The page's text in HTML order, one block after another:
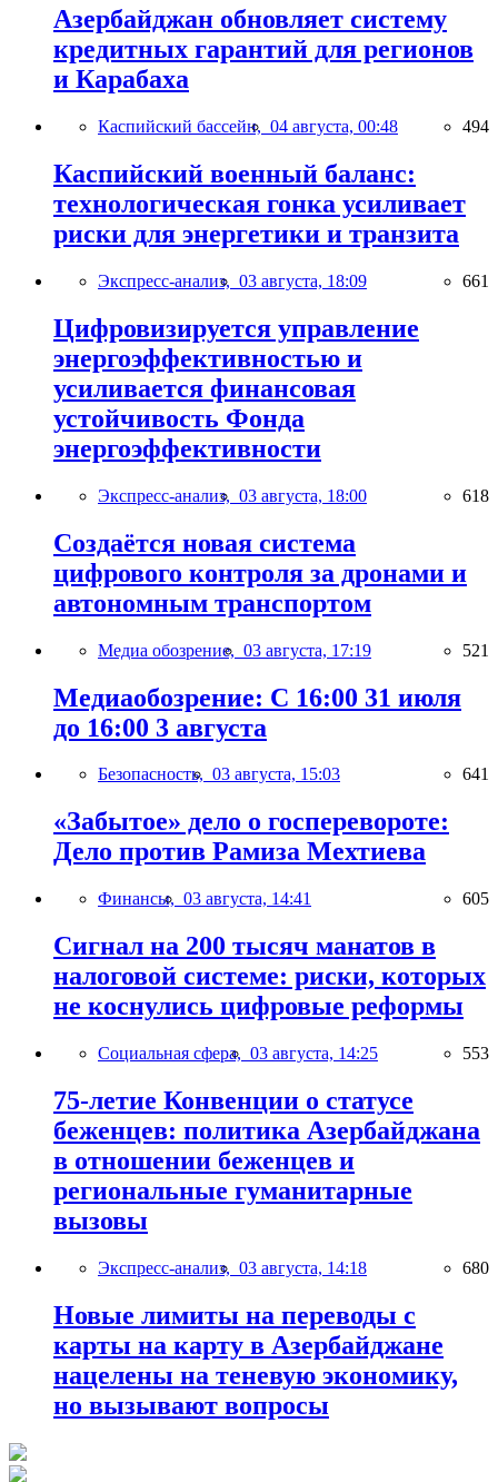
Азербайджан обновляет систему
кредитных гарантий для регионов
и Карабаха
Каспийский бассейн, 04 августа, 00:48 494
Каспийский военный баланс:
технологическая гонка усиливает
риски для энергетики и транзита
Экспресс-анализ, 03 августа, 18:09 661
Цифровизируется управление
энергоэффективностью и
усиливается финансовая
устойчивость Фонда
энергоэффективности
Экспресс-анализ, 03 августа, 18:00 618
Создаётся новая система
цифрового контроля за дронами и
автономным транспортом
Медиа обозрение, 03 августа, 17:19 521
Медиаобозрение: С 16:00 31 июля
до 16:00 3 августа
Безопасность, 03 августа, 15:03 641
«Забытое» дело о госперевороте:
Дело против Рамиза Мехтиева
Финансы, 03 августа, 14:41 605
Сигнал на 200 тысяч манатов в
налоговой системе: риски, которых
не коснулись цифровые реформы
Социальная сфера, 03 августа, 14:25 553
75-летие Конвенции о статусе
беженцев: политика Азербайджана
в отношении беженцев и
региональные гуманитарные
вызовы
Экспресс-анализ, 03 августа, 14:18 680
Новые лимиты на переводы с
карты на карту в Азербайджане
нацелены на теневую экономику,
но вызывают вопросы